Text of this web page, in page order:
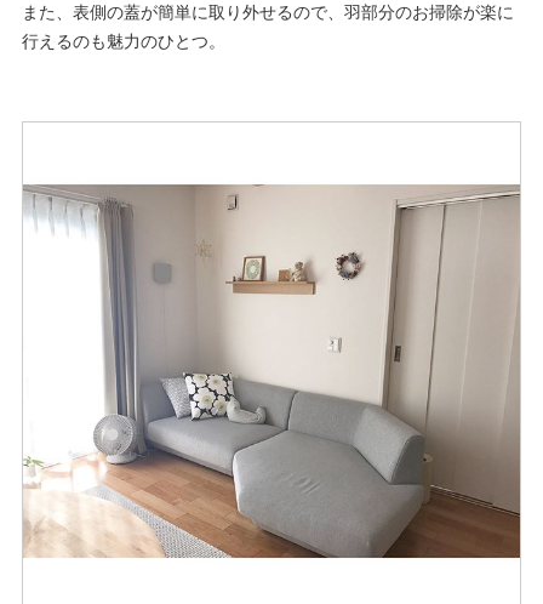
また、表側の蓋が簡単に取り外せるので、羽部分のお掃除が楽に
行えるのも魅力のひとつ。